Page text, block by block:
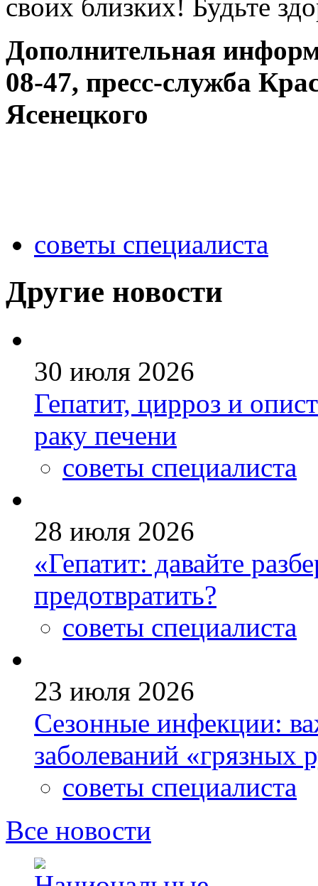
своих близких! Будьте
Дополнительная
08-47, пресс-служба
Ясенецкого
советы специалиста
Другие новости
30 июля 2026
Гепатит, цирроз и
раку печени
советы специалиста
28 июля 2026
«Гепатит: давайте
предотвратить?
советы специалиста
23 июля 2026
Сезонные инфекции:
заболеваний «грязных
советы специалиста
Все новости